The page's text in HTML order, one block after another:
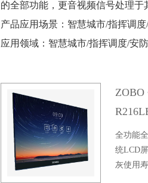
的全部功能，更音视频信号处理于
产品应用场景：智慧城市/指挥调
应用领域：智慧城市/指挥调度/安
ZOBO
议屏
全功能
统LCD
灰使用